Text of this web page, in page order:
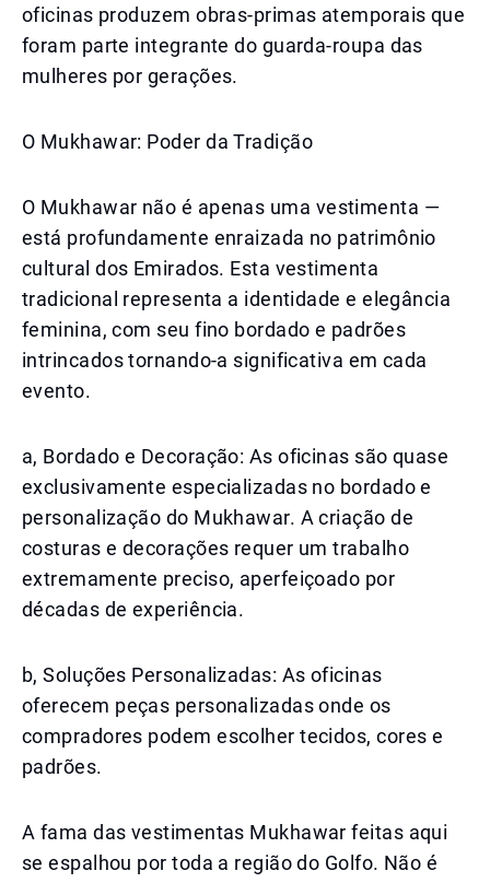
oficinas produzem obras-primas atemporais que
foram parte integrante do guarda-roupa das
mulheres por gerações.
O Mukhawar: Poder da Tradição
O Mukhawar não é apenas uma vestimenta —
está profundamente enraizada no patrimônio
cultural dos Emirados. Esta vestimenta
tradicional representa a identidade e elegância
feminina, com seu fino bordado e padrões
intrincados tornando-a significativa em cada
evento.
a, Bordado e Decoração: As oficinas são quase
exclusivamente especializadas no bordado e
personalização do Mukhawar. A criação de
costuras e decorações requer um trabalho
extremamente preciso, aperfeiçoado por
décadas de experiência.
b, Soluções Personalizadas: As oficinas
oferecem peças personalizadas onde os
compradores podem escolher tecidos, cores e
padrões.
A fama das vestimentas Mukhawar feitas aqui
se espalhou por toda a região do Golfo. Não é